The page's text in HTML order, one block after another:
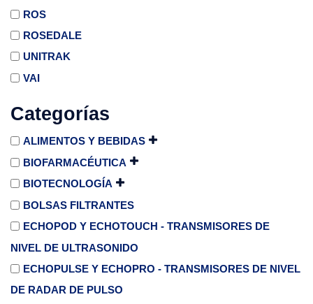
ROS
ROSEDALE
UNITRAK
VAI
Categorías
ALIMENTOS Y BEBIDAS
BIOFARMACÉUTICA
BIOTECNOLOGÍA
BOLSAS FILTRANTES
ECHOPOD Y ECHOTOUCH - TRANSMISORES DE
NIVEL DE ULTRASONIDO
ECHOPULSE Y ECHOPRO - TRANSMISORES DE NIVEL
DE RADAR DE PULSO